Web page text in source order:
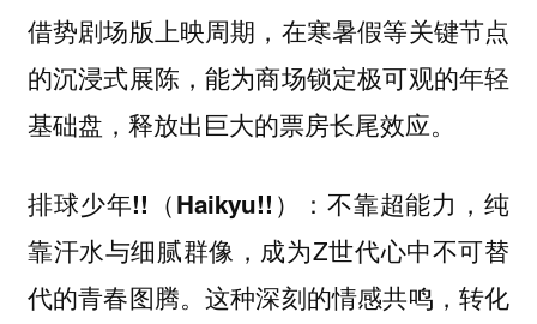
借势剧场版上映周期，在寒暑假等关键节点
的沉浸式展陈，能为商场锁定极可观的年轻
基础盘，释放出巨大的票房长尾效应。
排球少年!!（Haikyu!!）： 不靠超能力，纯
靠汗水与细腻群像，成为Z世代心中不可替
代的青春图腾。这种深刻的情感共鸣，转化